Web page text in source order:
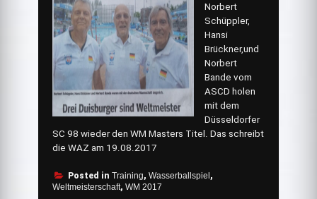
Norbert
Schüppler,
Hansi
Brückner,und
Norbert
Bande vom
ASCD holen
mit dem
Düsseldorfer
SC 98 wieder den WM Masters Titel. Das schreibt
die WAZ am 19.08.2017
Posted in Training, Wasserballspiel ,
Weltmeisterschaft, WM 2017